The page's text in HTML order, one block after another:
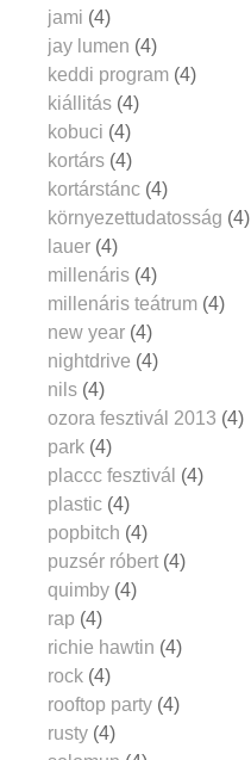
jami (4)
jay lumen (4)
keddi program (4)
kiállitás (4)
kobuci (4)
kortárs (4)
kortárstánc (4)
környezettudatosság (4)
lauer (4)
millenáris (4)
millenáris teátrum (4)
new year (4)
nightdrive (4)
nils (4)
ozora fesztivál 2013 (4)
park (4)
placcc fesztivál (4)
plastic (4)
popbitch (4)
puzsér róbert (4)
quimby (4)
rap (4)
richie hawtin (4)
rock (4)
rooftop party (4)
rusty (4)